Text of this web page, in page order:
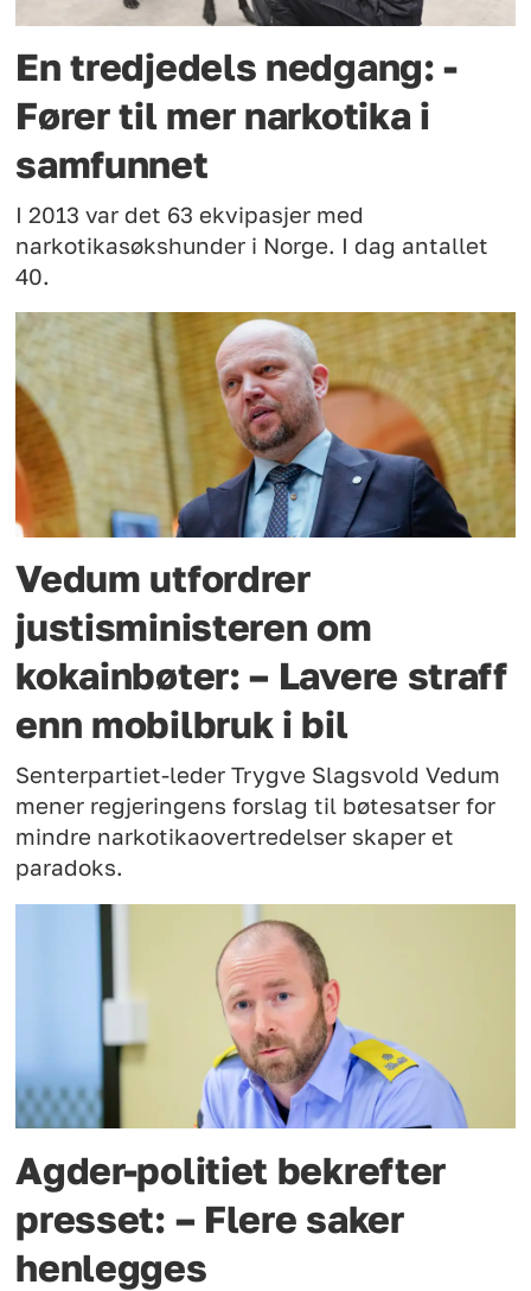
En tredjedels nedgang: -
Fører til mer narkotika i
samfunnet
I 2013 var det 63 ekvipasjer med
narkotikasøkshunder i Norge. I dag antallet
40.
Vedum utfordrer
justisministeren om
kokainbøter: – Lavere straff
enn mobilbruk i bil
Senterpartiet-leder Trygve Slagsvold Vedum
mener regjeringens forslag til bøtesatser for
mindre narkotikaovertredelser skaper et
paradoks.
Agder-politiet bekrefter
presset: – Flere saker
henlegges